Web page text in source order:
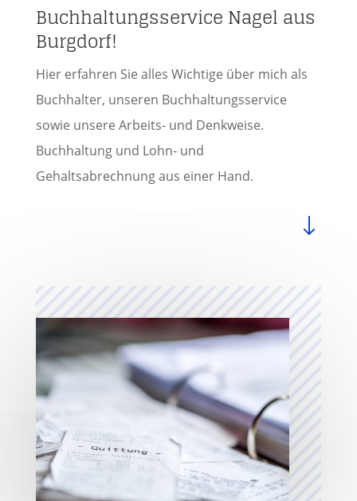
Buchhaltungsservice Nagel aus
Burgdorf!
Hier erfahren Sie alles Wichtige über mich als
Buchhalter, unseren Buchhaltungsservice
sowie unsere Arbeits- und Denkweise.
Buchhaltung und Lohn- und
Gehaltsabrechnung aus einer Hand.
"